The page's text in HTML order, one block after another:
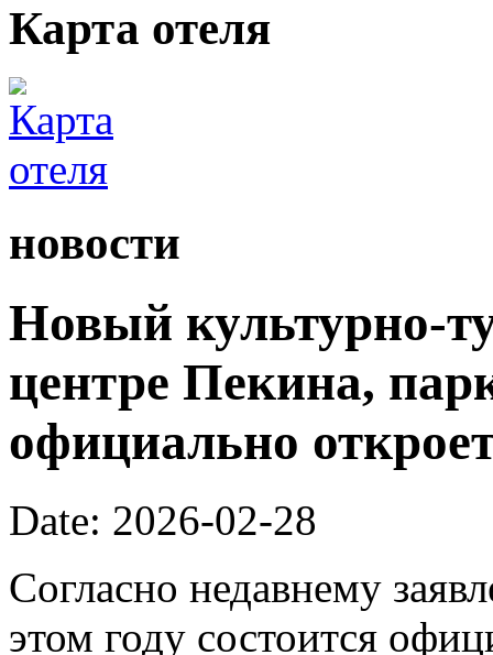
Карта отеля
новости
Новый культурно-
центре Пекина,
официально
Date: 2026-02-28
Согласно недавнему
этом году состоится